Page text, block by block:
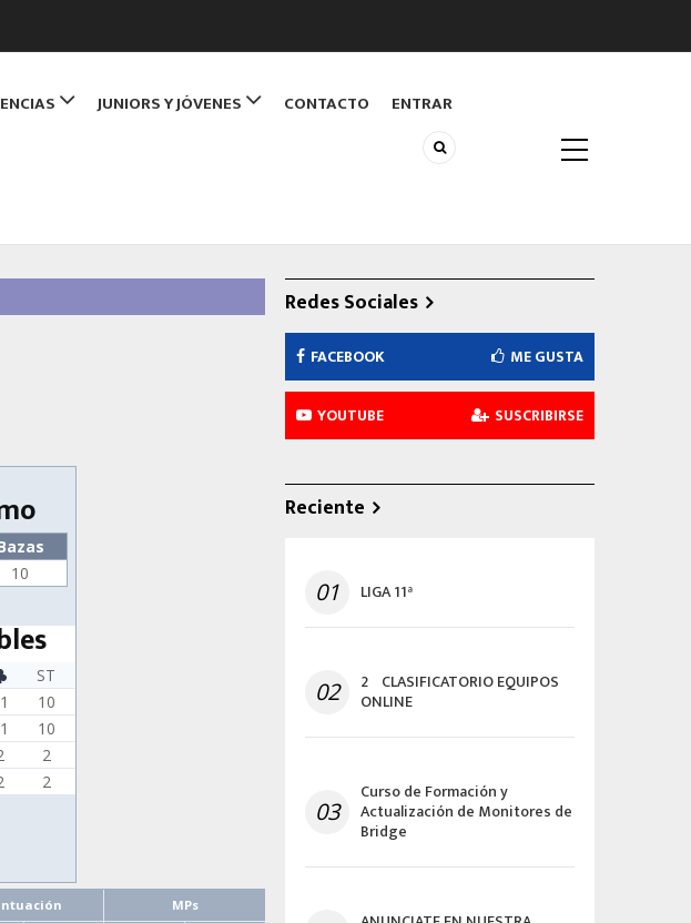
JUNIORS Y JÓVENES CONTACTO ENTRAR
10
ST
10
10
2
2
MPs
Redes Sociales
FACEBOOK ME GUSTA
YOUTUBE SUSCRIBIRSE
Reciente
01 LIGA 11ª
02 2º CLASIFICATORIO EQUIPOS
ONLINE
03
Curso de Formación y
Actualización de Monitores de
Bridge